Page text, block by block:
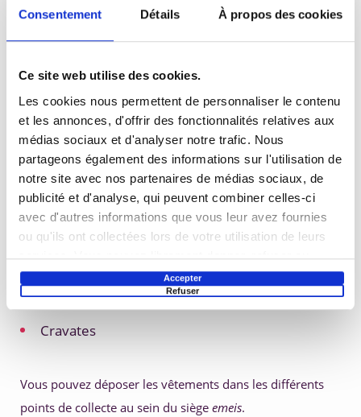
Consentement Détails À propos des cookies
Ce site web utilise des cookies.
Les cookies nous permettent de personnaliser le contenu
et les annonces, d'offrir des fonctionnalités relatives aux
médias sociaux et d'analyser notre trafic. Nous
partageons également des informations sur l'utilisation de
notre site avec nos partenaires de médias sociaux, de
publicité et d'analyse, qui peuvent combiner celles-ci
avec d'autres informations que vous leur avez fournies
ou qu'ils ont collectées lors de votre utilisation de leurs
services. Vous pouvez librement donner, refuser ou
retirer votre consentement en sélectionnant les finalités
ci-dessous. Vous pouvez à tout moment modifier vos
choix en cliquant sur le lien « Paramétrer les cookies »
en bas de page du site.
Accepter
Refuser
Costumes H
Ceintures H/F
Sacs à main
Porte-documents, cartables H (articles non
logotypés)
Chaussures H/F (fermées, à talons ou non)
Bas, collants F
Bijoux
Foulards
Cravates
Vous pouvez déposer les vêtements dans les différents
points de collecte au sein du siège emeis.